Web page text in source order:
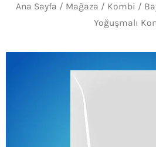
Ana Sayfa / Mağaza / Kombi /
Yoğuşmalı